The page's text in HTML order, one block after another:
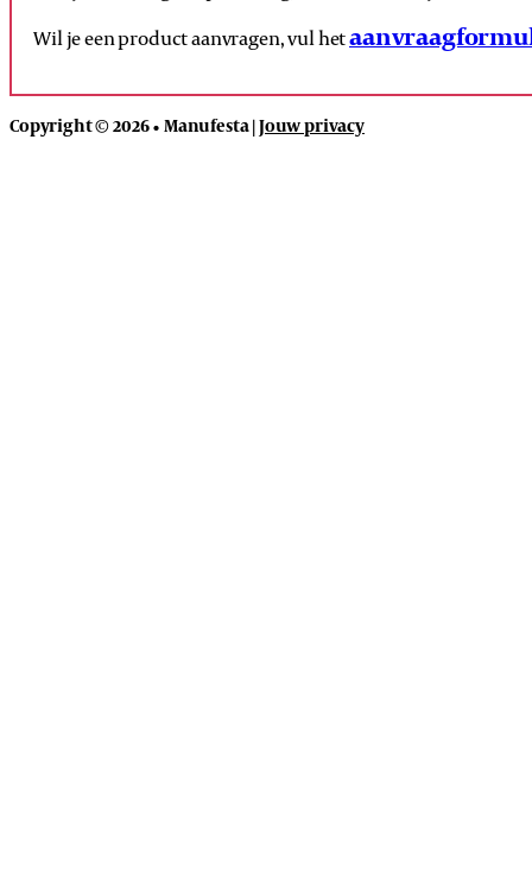
Wil je een product aanvragen, vul het
Copyright © 2026 • Manufesta |Jouw privacy